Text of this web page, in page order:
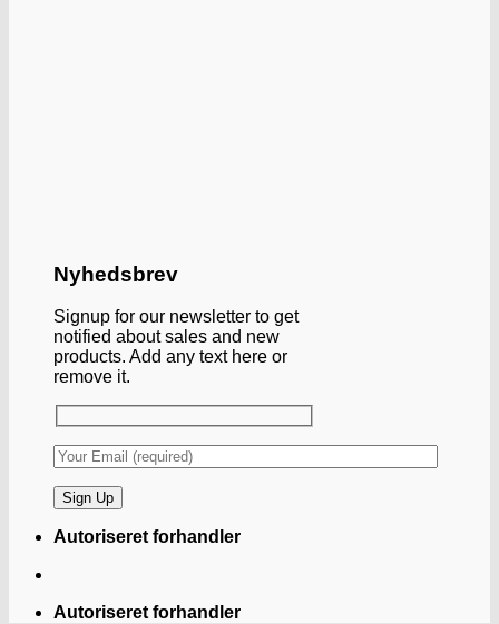
Nyhedsbrev
Signup for our newsletter to get
notified about sales and new
products. Add any text here or
remove it.
Autoriseret forhandler
Autoriseret forhandler